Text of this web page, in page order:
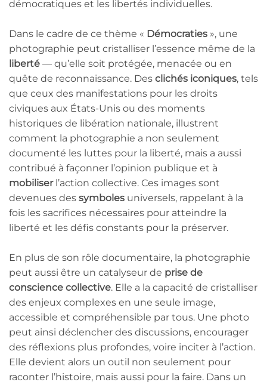
démocratiques et les libertés individuelles.
Dans le cadre de ce thème « Démocraties », une
photographie peut cristalliser l’essence même de la
liberté — qu’elle soit protégée, menacée ou en
quête de reconnaissance. Des clichés iconiques, tels
que ceux des manifestations pour les droits
civiques aux États-Unis ou des moments
historiques de libération nationale, illustrent
comment la photographie a non seulement
documenté les luttes pour la liberté, mais a aussi
contribué à façonner l’opinion publique et à
mobiliserl’action collective. Ces images sont
devenues des symboles universels, rappelant à la
fois les sacrifices nécessaires pour atteindre la
liberté et les défis constants pour la préserver.
En plus de son rôle documentaire, la photographie
peut aussi être un catalyseur de prise de
conscience collective. Elle a la capacité de cristalliser
des enjeux complexes en une seule image,
accessible et compréhensible par tous. Une photo
peut ainsi déclencher des discussions, encourager
des réflexions plus profondes, voire inciter à l’action.
Elle devient alors un outil non seulement pour
raconter l’histoire, mais aussi pour la faire. Dans un